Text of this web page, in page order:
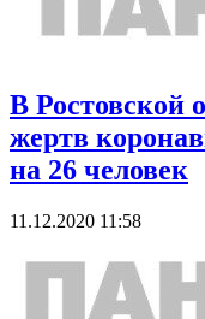
В Ростовской
жертв
на 26 человек
11.12.2020 11:58